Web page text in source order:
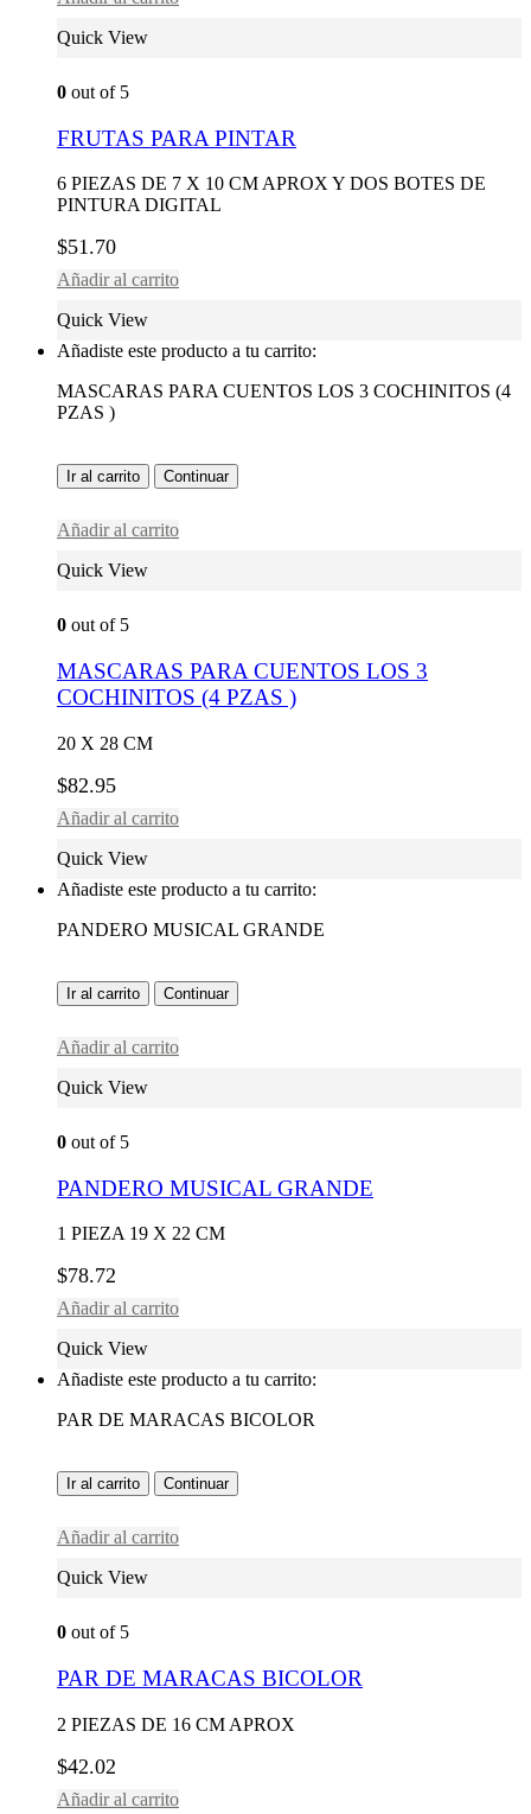
Quick View
0 out of 5
FRUTAS PARA PINTAR
6 PIEZAS DE 7 X 10 CM APROX Y DOS BOTES DE
PINTURA DIGITAL
$51.70
Añadir al carrito
Quick View
Añadiste este producto a tu carrito:
MASCARAS PARA CUENTOS LOS 3 COCHINITOS (4
PZAS )
Ir al carrito Continuar
Añadir al carrito
Quick View
0 out of 5
MASCARAS PARA CUENTOS LOS 3
COCHINITOS (4 PZAS )
20 X 28 CM
$82.95
Añadir al carrito
Quick View
Añadiste este producto a tu carrito:
PANDERO MUSICAL GRANDE
Ir al carrito Continuar
Añadir al carrito
Quick View
0 out of 5
PANDERO MUSICAL GRANDE
1 PIEZA 19 X 22 CM
$78.72
Añadir al carrito
Quick View
Añadiste este producto a tu carrito:
PAR DE MARACAS BICOLOR
Ir al carrito Continuar
Añadir al carrito
Quick View
0 out of 5
PAR DE MARACAS BICOLOR
2 PIEZAS DE 16 CM APROX
$42.02
Añadir al carrito